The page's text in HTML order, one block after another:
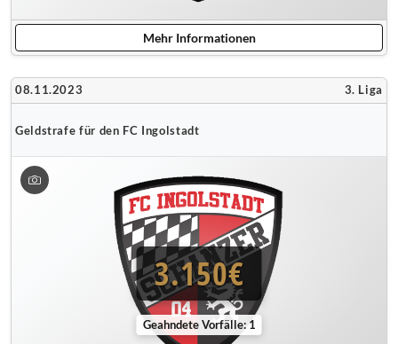
Mehr Informationen
08.11.2023 3. Liga
Geldstrafe für den FC Ingolstadt
3.150€
Geahndete Vorfälle: 1